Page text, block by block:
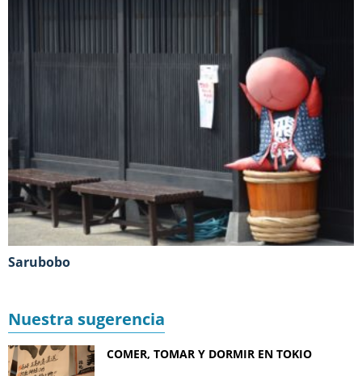
Sarubobo
Nuestra sugerencia
COMER, TOMAR Y DORMIR EN TOKIO